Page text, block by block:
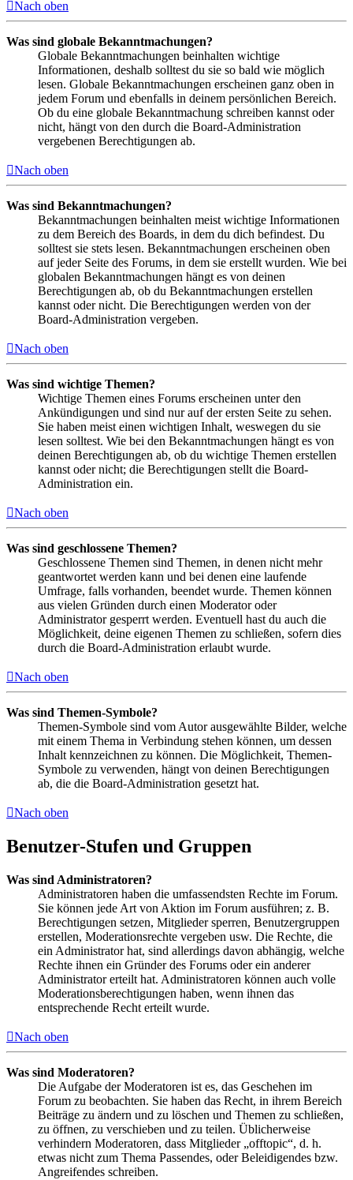
Nach oben
Was sind globale Bekanntmachungen?
Globale Bekanntmachungen beinhalten wichtige
Informationen, deshalb solltest du sie so bald wie möglich
lesen. Globale Bekanntmachungen erscheinen ganz oben in
jedem Forum und ebenfalls in deinem persönlichen Bereich.
Ob du eine globale Bekanntmachung schreiben kannst oder
nicht, hängt von den durch die Board-Administration
vergebenen Berechtigungen ab.
Nach oben
Was sind Bekanntmachungen?
Bekanntmachungen beinhalten meist wichtige Informationen
zu dem Bereich des Boards, in dem du dich befindest. Du
solltest sie stets lesen. Bekanntmachungen erscheinen oben
auf jeder Seite des Forums, in dem sie erstellt wurden. Wie bei
globalen Bekanntmachungen hängt es von deinen
Berechtigungen ab, ob du Bekanntmachungen erstellen
kannst oder nicht. Die Berechtigungen werden von der
Board-Administration vergeben.
Nach oben
Was sind wichtige Themen?
Wichtige Themen eines Forums erscheinen unter den
Ankündigungen und sind nur auf der ersten Seite zu sehen.
Sie haben meist einen wichtigen Inhalt, weswegen du sie
lesen solltest. Wie bei den Bekanntmachungen hängt es von
deinen Berechtigungen ab, ob du wichtige Themen erstellen
kannst oder nicht; die Berechtigungen stellt die Board-
Administration ein.
Nach oben
Was sind geschlossene Themen?
Geschlossene Themen sind Themen, in denen nicht mehr
geantwortet werden kann und bei denen eine laufende
Umfrage, falls vorhanden, beendet wurde. Themen können
aus vielen Gründen durch einen Moderator oder
Administrator gesperrt werden. Eventuell hast du auch die
Möglichkeit, deine eigenen Themen zu schließen, sofern dies
durch die Board-Administration erlaubt wurde.
Nach oben
Was sind Themen-Symbole?
Themen-Symbole sind vom Autor ausgewählte Bilder, welche
mit einem Thema in Verbindung stehen können, um dessen
Inhalt kennzeichnen zu können. Die Möglichkeit, Themen-
Symbole zu verwenden, hängt von deinen Berechtigungen
ab, die die Board-Administration gesetzt hat.
Nach oben
Benutzer-Stufen und Gruppen
Was sind Administratoren?
Administratoren haben die umfassendsten Rechte im Forum.
Sie können jede Art von Aktion im Forum ausführen; z. B.
Berechtigungen setzen, Mitglieder sperren, Benutzergruppen
erstellen, Moderationsrechte vergeben usw. Die Rechte, die
ein Administrator hat, sind allerdings davon abhängig, welche
Rechte ihnen ein Gründer des Forums oder ein anderer
Administrator erteilt hat. Administratoren können auch volle
Moderationsberechtigungen haben, wenn ihnen das
entsprechende Recht erteilt wurde.
Nach oben
Was sind Moderatoren?
Die Aufgabe der Moderatoren ist es, das Geschehen im
Forum zu beobachten. Sie haben das Recht, in ihrem Bereich
Beiträge zu ändern und zu löschen und Themen zu schließen,
zu öffnen, zu verschieben und zu teilen. Üblicherweise
verhindern Moderatoren, dass Mitglieder „offtopic“, d. h.
etwas nicht zum Thema Passendes, oder Beleidigendes bzw.
Angreifendes schreiben.